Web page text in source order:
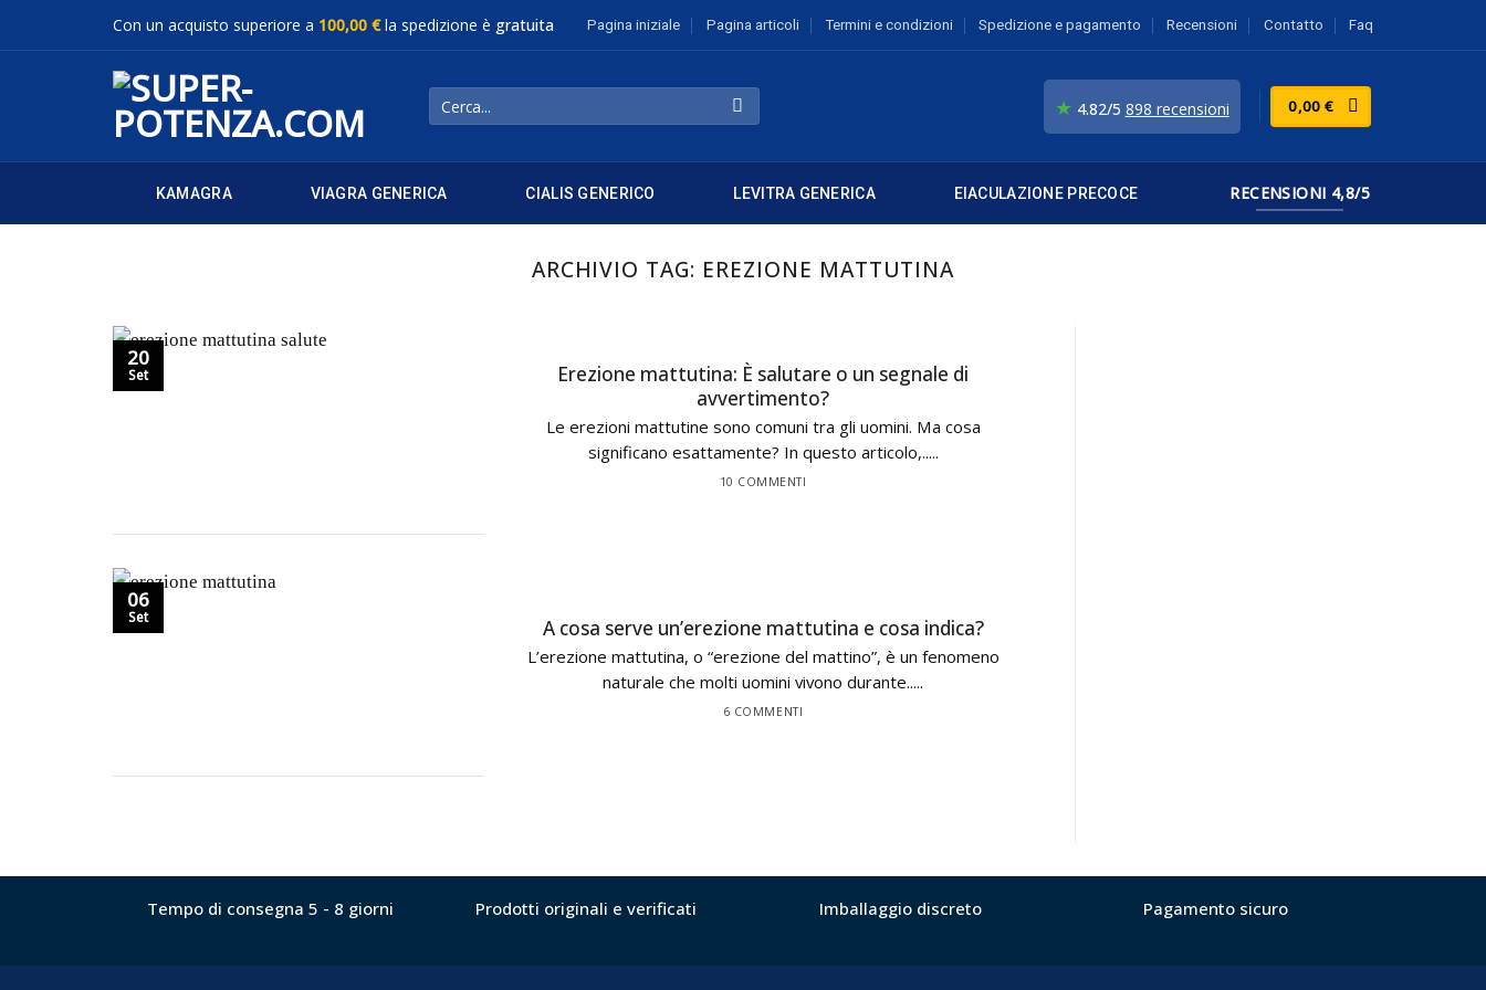
Con un acquisto superiore a 100,00 €la spedizione è gratuita Pagina iniziale Pagina articoli Termini e condizioni Spedizione e pagamento Recensioni Contatto Faq
Cerca: ★ 4.82/5 898 recensioni 0,00€
KAMAGRA VIAGRA GENERICA CIALIS GENERICO LEVITRA GENERICA EIACULAZIONE PRECOCE RECENSIONI 4,8/5
ARCHIVIO TAG: EREZIONE MATTUTINA
Erezione mattutina: È salutare o un segnale di
avvertimento?
Le erezioni mattutine sono comuni tra gli uomini. Ma cosa
significano esattamente? In questo articolo,.....
10 COMMENTI
20
Set
A cosa serve un’erezione mattutina e cosa indica?
L’erezione mattutina, o “erezione del mattino”, è un fenomeno
naturale che molti uomini vivono durante.....
6 COMMENTI
06
Set
Tempo di consegna 5 - 8 giorni Prodotti originali e verificati Imballaggio discreto Pagamento sicuro